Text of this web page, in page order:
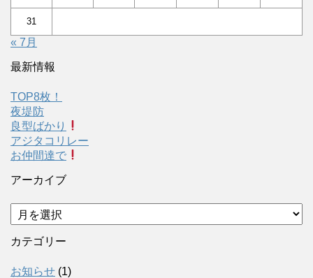
31
« 7月
最新情報
TOP8枚！
夜堤防
良型ばかり
アジタコリレー
お仲間達で
アーカイブ
ア
ー
カ
ブ
カテゴリー
お知らせ (1)